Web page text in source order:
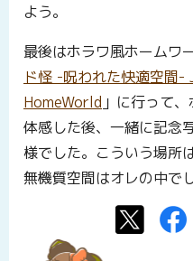
よう。
最後はホラワ風ホームワ
ド怪 -呪われた快適空間
HomeWorld 」に行って
体感した後、一緒に記念
様でした。こういう場所
無機質空間はオレの中で
Twitter